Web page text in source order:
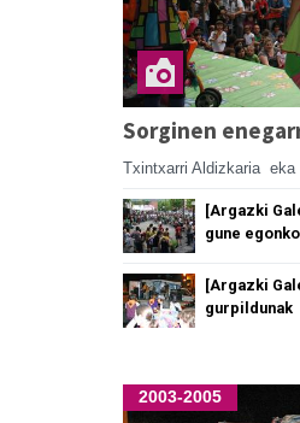
Sorginen
Txintxarri Aldizkaria eka
[Argazki
gune
[Argazki
gurpildunak
2003-2005